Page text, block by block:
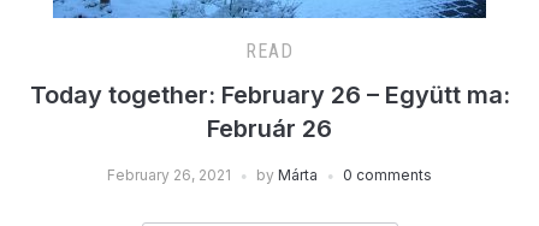
READ
Today together: February 26 – Együtt ma:
Február 26
February 26, 2021 by Márta 0 comments